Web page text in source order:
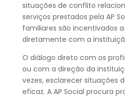
situações de conflito
serviços prestados pela AP
familiares são incentivados
diretamente com a
O diálogo direto com os
ou com a direção da
vezes, esclarecer situações
eficaz. A AP Social procura